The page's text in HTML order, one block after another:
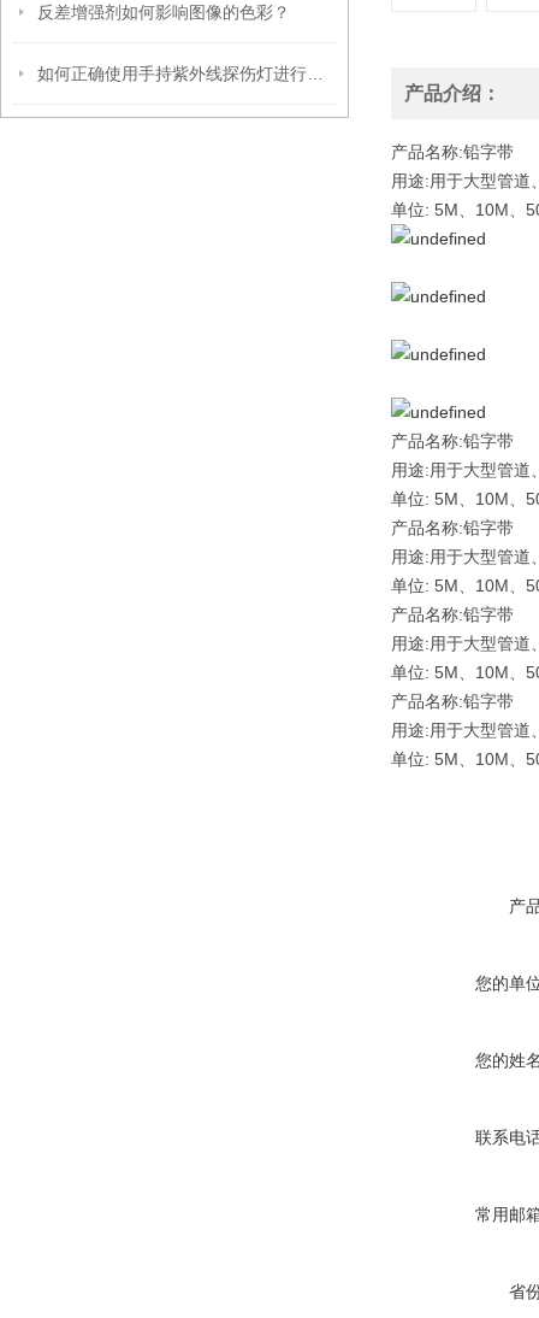
反差增强剂如何影响图像的色彩？
产品介绍：
产品名称:铅字带
用途:用于大型管道
单位: 5M、10M、
产品名称:铅字带
用途:用于大型管道
单位: 5M、10M、
产品名称:铅字带
用途:用于大型管道
单位: 5M、10M、
产品名称:铅字带
用途:用于大型管道
单位: 5M、10M、
产品名称:铅字带
用途:用于大型管道
单位: 5M、10M、
产
您的单
您的姓
联系电
常用邮
省